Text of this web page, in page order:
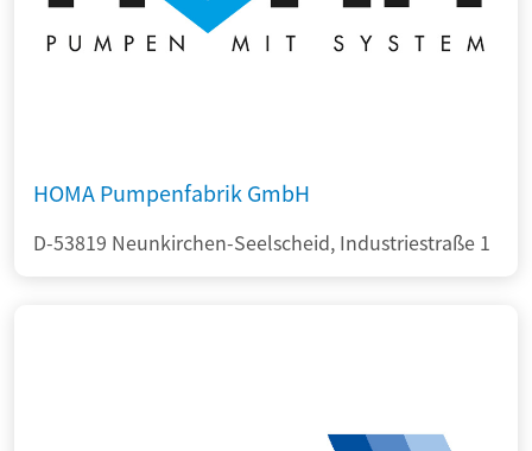
HOMA Pumpenfabrik GmbH
D-53819 Neunkirchen-Seelscheid, Industriestraße 1